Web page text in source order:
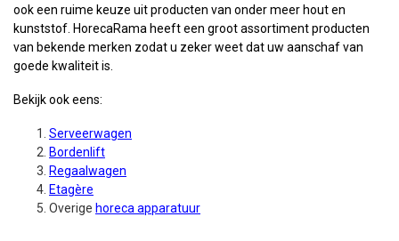
ook een ruime keuze uit producten van onder meer hout en
kunststof. HorecaRama heeft een groot assortiment producten
van bekende merken zodat u zeker weet dat uw aanschaf van
goede kwaliteit is.
Bekijk ook eens:
Serveerwagen
Bordenlift
Regaalwagen
Etagère
Overige horeca apparatuur